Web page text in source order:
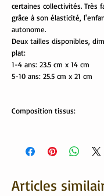
certaines collectivités. Très
grâce à son élasticité,
autonome.
Deux tailles disponibles,
plat:
1-4 ans: 23.5 cm x 14 cm
5-10 ans: 25.5 cm x 21 cm
Composition tissus:
minki: 100% polyester
Articles